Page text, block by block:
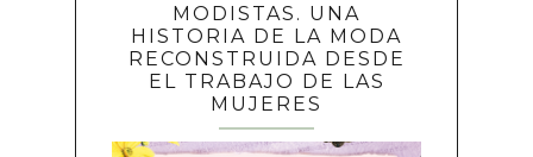
MODISTAS. UNA
HISTORIA DE LA MODA
RECONSTRUIDA DESDE
EL TRABAJO DE LAS
MUJERES